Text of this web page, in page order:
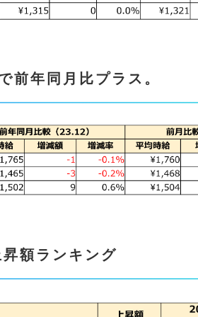
前年同月比プラス。
額ランキング